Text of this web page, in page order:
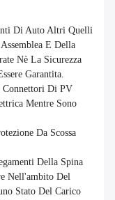
Di Auto Altri Quelli
E Della
Nè La Sicurezza
Garantita.
Connettori Di PV
Mentre Sono
Da Scossa
Della Spina
Nell'ambito Del
Stato Del Carico